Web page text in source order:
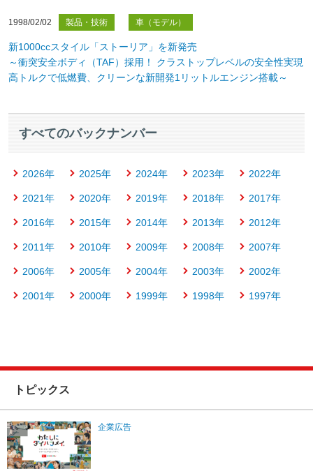
1998/02/02 製品・技術 車（モデル）
新1000ccスタイル「ストーリア」を新発売
～衝突安全ボディ（TAF）採用！ クラストップレベルの安全性実現
高トルクで低燃費、クリーンな新開発1リットルエンジン搭載～
すべてのバックナンバー
2026年 2025年 2024年 2023年 2022年
2021年 2020年 2019年 2018年 2017年
2016年 2015年 2014年 2013年 2012年
2011年 2010年 2009年 2008年 2007年
2006年 2005年 2004年 2003年 2002年
2001年 2000年 1999年 1998年 1997年
トピックス
企業広告